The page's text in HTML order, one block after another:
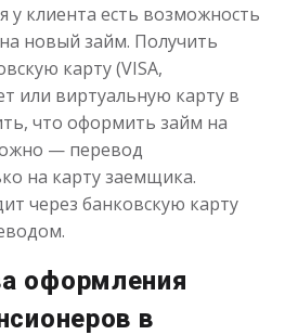
дней
до50 000₽
у клиента есть возможность
новый займ. Получить
карту (VISA,
или виртуальную карту в
что оформить займ на
— перевод
на карту заемщика.
через банковскую карту
оформления
в